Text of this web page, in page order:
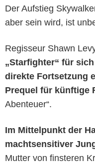
Der Aufstieg
aber sein wird, ist
Regisseur Shawn
„Starfighter“ für
direkte Fortsetzung
Prequel für künftige
Abenteuer“.
Im Mittelpunkt der
machtsensitiver
Mutter von finsteren